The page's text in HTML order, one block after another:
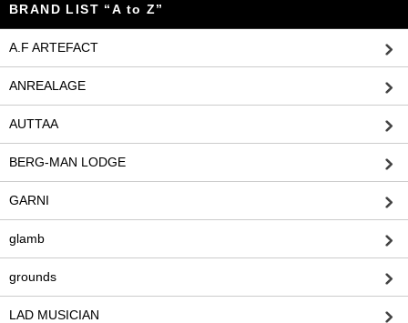
BRAND LIST “A to Z”
A.F ARTEFACT
ANREALAGE
AUTTAA
BERG-MAN LODGE
GARNI
glamb
grounds
LAD MUSICIAN